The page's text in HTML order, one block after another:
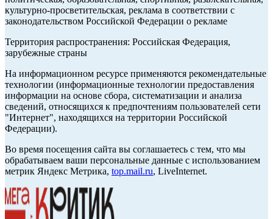
культурно-просветительская, реклама в соответствии с
законодательством Российской Федерации о рекламе
Территория распространения: Российская Федерация,
зарубежные страны
На информационном ресурсе применяются рекомендательные
технологии (информационные технологии предоставления
информации на основе сбора, систематизации и анализа
сведений, относящихся к предпочтениям пользователей сети
"Интернет", находящихся на территории Российской
Федерации).
Во время посещения сайта вы соглашаетесь с тем, что мы
обрабатываем ваши персональные данные с использованием
метрик Яндекс Метрика, top.mail.ru, LiveInternet.